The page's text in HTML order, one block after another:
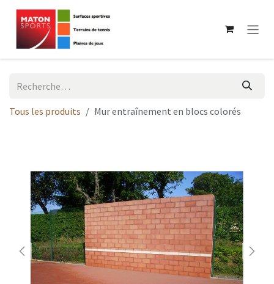
Se rendre au contenu
Tous les produits Mur entraînement en blocs colorés